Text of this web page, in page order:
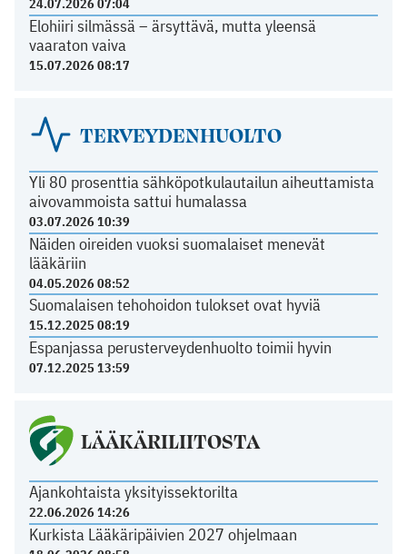
24.07.2026 07:04
Elohiiri silmässä – ärsyttävä, mutta yleensä
vaaraton vaiva
15.07.2026 08:17
TERVEYDENHUOLTO
Yli 80 prosenttia sähköpotkulautailun aiheuttamista
aivovammoista sattui humalassa
03.07.2026 10:39
Näiden oireiden vuoksi suomalaiset menevät
lääkäriin
04.05.2026 08:52
Suomalaisen tehohoidon tulokset ovat hyviä
15.12.2025 08:19
Espanjassa perusterveydenhuolto toimii hyvin
07.12.2025 13:59
LÄÄKÄRILIITOSTA
Ajankohtaista yksityissektorilta
22.06.2026 14:26
Kurkista Lääkäripäivien 2027 ohjelmaan